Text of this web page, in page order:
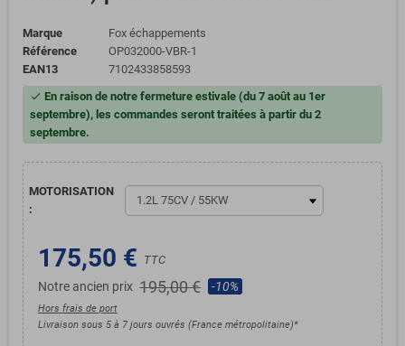
Marque
Fox échappements
Référence
OP032000-VBR-1
EAN13
7102433858593
check En raison de notre fermeture estivale (du 7 août au 1er
septembre), les commandes seront traitées à partir du 2
septembre.
MOTORISATION
:
175,50 € TTC
Notre ancien prix 195,00 € -10%
Hors frais de port
Livraison sous 5 à 7 jours ouvrés (France métropolitaine)*